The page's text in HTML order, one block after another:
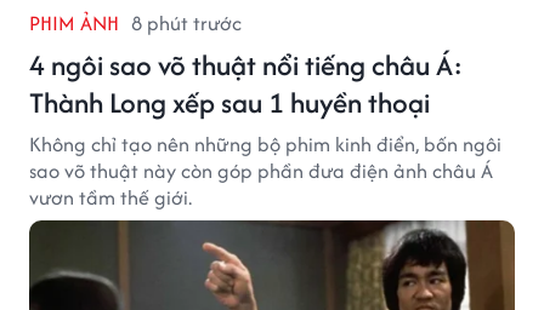
PHIM ẢNH 8 phút trước
4 ngôi sao võ thuật nổi tiếng châu Á:
Thành Long xếp sau 1 huyền thoại
Không chỉ tạo nên những bộ phim kinh điển, bốn ngôi
sao võ thuật này còn góp phần đưa điện ảnh châu Á
vươn tầm thế giới.